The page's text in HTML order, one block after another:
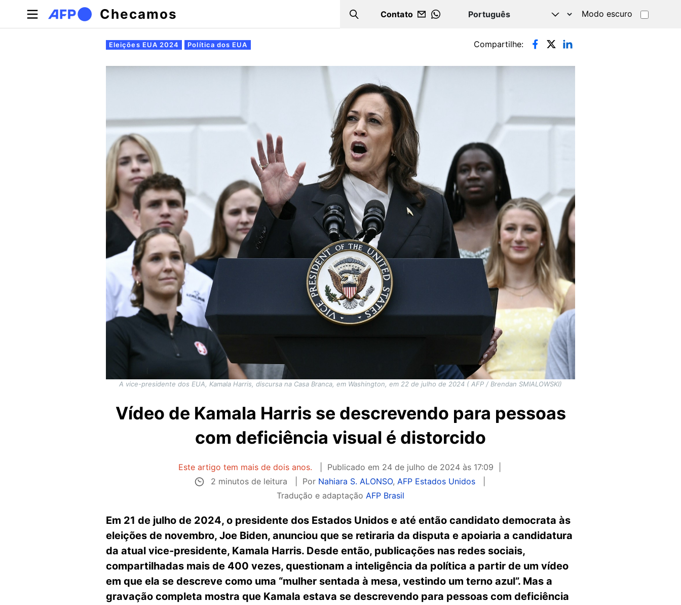
Pular para o conteúdo principal
Checamos Search
Contato
WHATSAPP
Modo escuro
Abas primárias
Eleições EUA 2024 Política dos EUA Compartilhe:
A vice-presidente dos EUA, Kamala Harris, discursa na Casa Branca, em Washington, em 22 de julho de 2024 ( AFP / Brendan SMIALOWSKI)
Vídeo de Kamala Harris se descrevendo para pessoas
com deficiência visual é distorcido
Este artigo tem mais de dois anos. Publicado em 24 de julho de 2024 às 17:09
2 minutos de leitura
Por Nahiara S. ALONSO, AFP Estados Unidos
Tradução e adaptação AFP Brasil
Em 21 de julho de 2024, o presidente dos Estados Unidos e até então candidato democrata às
eleições de novembro, Joe Biden, anunciou que se retiraria da disputa e apoiaria a candidatura
da atual vice-presidente, Kamala Harris. Desde então, publicações nas redes sociais,
compartilhadas mais de 400 vezes, questionam a inteligência da política a partir de um vídeo
em que ela se descreve como uma “mulher sentada à mesa, vestindo um terno azul”. Mas a
gravação completa mostra que Kamala estava se descrevendo para pessoas com deficiência